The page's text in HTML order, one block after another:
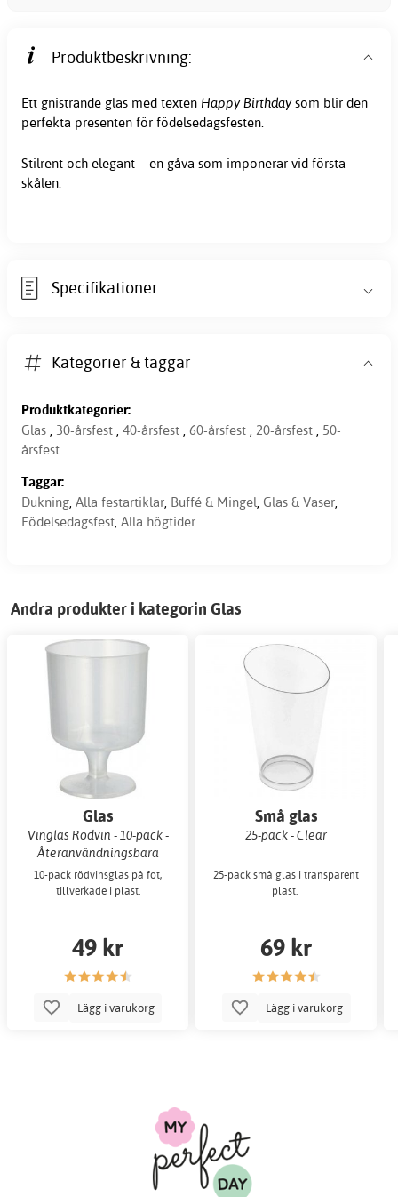
Produktbeskrivning:
Ett gnistrande glas med texten Happy Birthdaysom blir den
perfekta presenten för födelsedagsfesten.
Stilrent och elegant – en gåva som imponerar vid första
skålen.
Specifikationer
Kategorier & taggar
Produktkategorier:
Glas , 30-årsfest , 40-årsfest , 60-årsfest , 20-årsfest , 50-
årsfest
Taggar:
Dukning, Alla festartiklar, Buffé & Mingel, Glas & Vaser,
Födelsedagsfest, Alla högtider
Andra produkter i kategorin Glas
Glas
Vinglas Rödvin - 10-pack -
Återanvändningsbara
10-pack rödvinsglas på fot,
tillverkade i plast.
49 kr
Lägg i varukorg
Små glas
25-pack - Clear
25-pack små glas i transparent
plast.
69 kr
Lägg i varukorg